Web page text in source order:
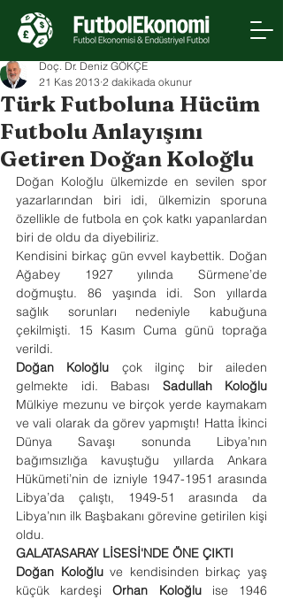
Türk Futboluna Hücüm
Futbolu Anlayışını
Getiren Doğan Koloğlu
Doç. Dr. Deniz GÖKÇE
21 Kas 2013 2 dakikada okunur
Doğan Koloğlu ülkemizde en sevilen spor
yazarlarından biri idi, ülkemizin sporuna
özellikle de futbola en çok katkı yapanlardan
biri de oldu da diyebiliriz.
Kendisini birkaç gün evvel kaybettik. Doğan
Ağabey 1927 yılında Sürmene’de
doğmuştu. 86 yaşında idi. Son yıllarda
sağlık sorunları nedeniyle kabuğuna
çekilmişti. 15 Kasım Cuma günü toprağa
verildi.
Doğan Koloğlu çok ilginç bir aileden
gelmekte idi. Babası
Mülkiye mezunu ve birçok yerde kaymakam
ve vali olarak da görev yapmıştı! Hatta İkinci
Dünya Savaşı sonunda Libya’nın
bağımsızlığa kavuştuğu yıllarda Ankara
Hükümeti’nin de izniyle 1947-1951 arasında
Libya’da çalıştı, 1949-51 arasında da
Libya’nın ilk Başbakanı görevine getirilen kişi
oldu.
GALATASARAY LİSESİ'NDE ÖNE ÇIKTI
Doğan Koloğlu ve kendisinden birkaç yaş
küçük kardeşi Orhan Koloğlu ise 1946